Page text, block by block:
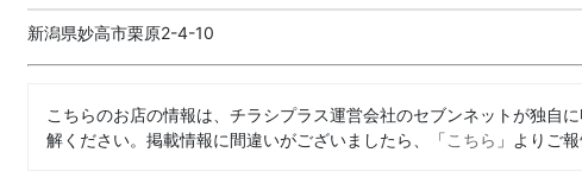
新潟県妙高市栗原2-4-10
こちらのお店の情報は、チラシプラス運営会社のセブンネットが独自
解ください。掲載情報に間違いがございましたら、「こちら 」よりご